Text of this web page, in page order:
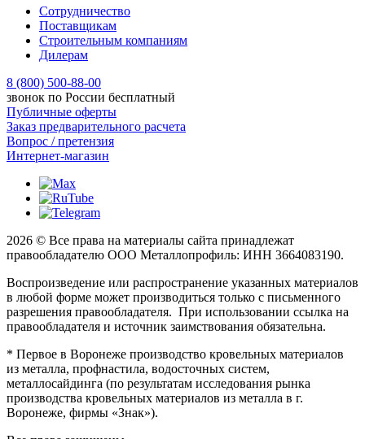
Сотрудничество
Поставщикам
Строительным компаниям
Дилерам
8 (800) 500-88-00
звонок по России бесплатный
Публичные оферты
Заказ предварительного расчета
Вопрос / претензия
Интернет-магазин
2026 © Все права на материалы сайта принадлежат
правообладателю ООО Металлопрофиль: ИНН 3664083190.
Воспроизведение или распространение указанных материалов
в любой форме может производиться только с письменного
разрешения правообладателя. При использовании ссылка на
правообладателя и источник заимствования обязательна.
* Первое в Воронеже производство кровельных материалов
из металла, профнастила, водосточных систем,
металлосайдинга (по результатам исследования рынка
производства кровельных материалов из металла в г.
Воронеже, фирмы «Знак»).